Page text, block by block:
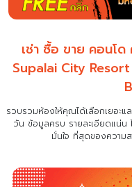
เช่า ซื้อ ขาย คอนโ
Supalai City
รวบรวมห้องให้คุณได้เลือกเยอะ
วัน ข้อมูลครบ รายละเอียดแน่น
มั่นใจ ที่สุดของความ